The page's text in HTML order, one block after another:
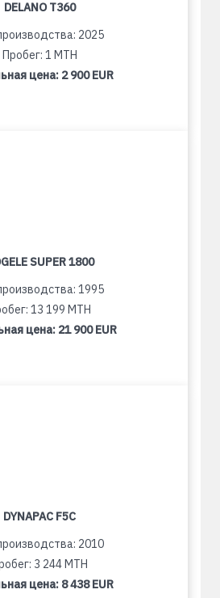
DELANO T360
2025
Пробег: 1 MTH
цена: 2 900 EUR
SUPER 1800
1995
13 199 MTH
цена: 21 900 EUR
DYNAPAC F5C
2010
3 244 MTH
цена: 8 438 EUR